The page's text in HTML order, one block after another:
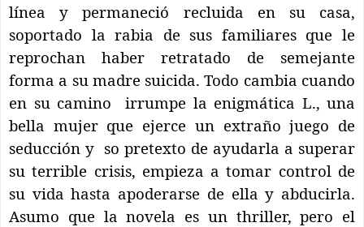
línea y permaneció recluida en su casa,
soportado la rabia de sus familiares que le
reprochan haber retratado de semejante
forma a su madre suicida. Todo cambia cuando
en su camino
irrumpe la enigmática L., una
bella mujer que ejerce un extraño juego de
seducción y so pretexto de ayudarla a superar
su terrible crisis, empieza a tomar control de
su vida hasta apoderarse de ella y abducirla.
Asumo que la novela es un thriller, pero el